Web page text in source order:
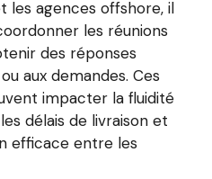
les agences offshore, il
les réunions
des réponses
aux demandes. Ces
impacter la fluidité
délais de livraison et
efficace entre les